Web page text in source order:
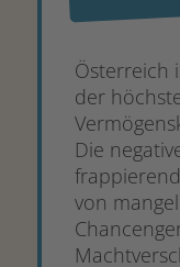
Österreich
der
Die
von